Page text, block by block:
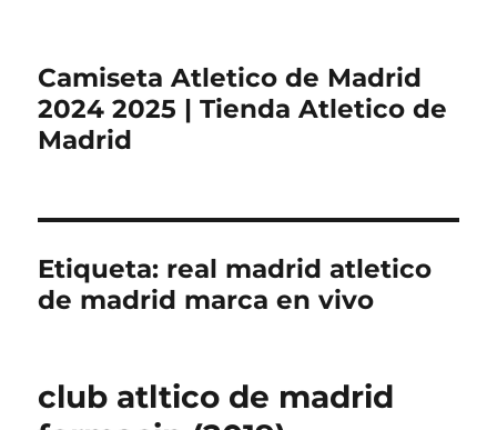
Camiseta Atletico de Madrid
2024 2025 | Tienda Atletico de
Madrid
Etiqueta: real madrid atletico
de madrid marca en vivo
club atltico de madrid